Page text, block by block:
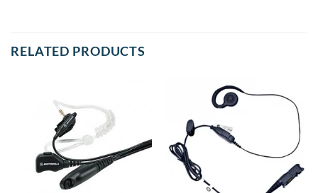
RELATED PRODUCTS